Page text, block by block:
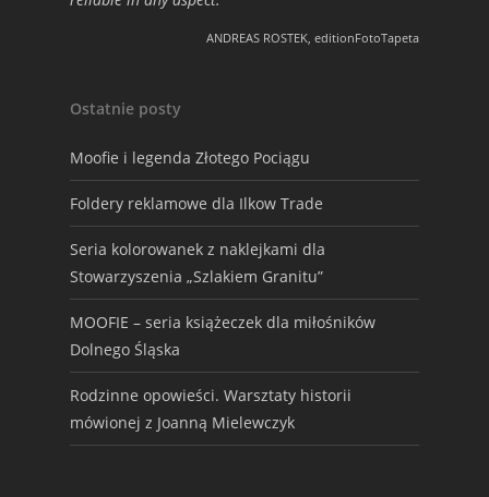
ANDREAS ROSTEK, editionFotoTapeta
Ostatnie posty
Moofie i legenda Złotego Pociągu
Foldery reklamowe dla Ilkow Trade
Seria kolorowanek z naklejkami dla
Stowarzyszenia „Szlakiem Granitu”
MOOFIE – seria książeczek dla miłośników
Dolnego Śląska
Rodzinne opowieści. Warsztaty historii
mówionej z Joanną Mielewczyk